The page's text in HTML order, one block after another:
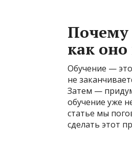
Почему
как
Обучение —
не
Затем —
обучение уже
статье мы
сделать этот